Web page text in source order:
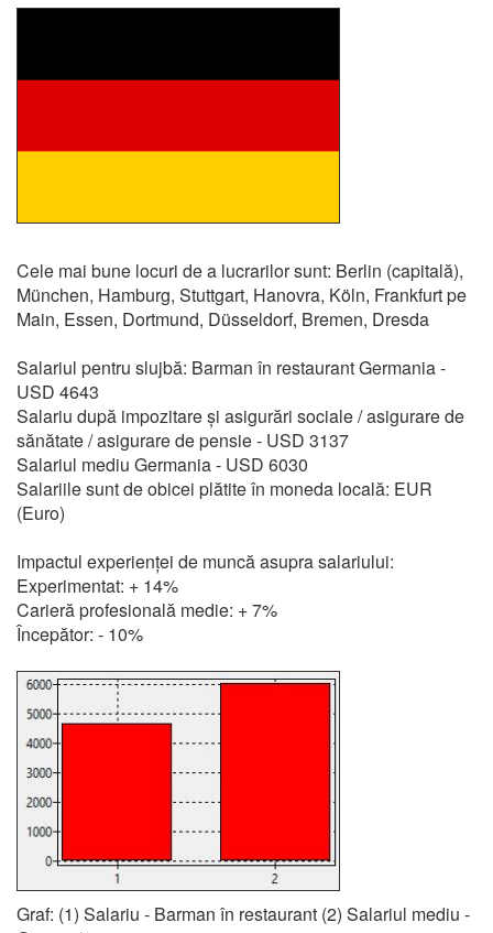
Cele mai bune locuri de a lucrarilor sunt: Berlin (capitală),
München, Hamburg, Stuttgart, Hanovra, Köln, Frankfurt pe
Main, Essen, Dortmund, Düsseldorf, Bremen, Dresda
Salariul pentru slujbă: Barman în restaurant Germania -
USD 4643
Salariu după impozitare și asigurări sociale / asigurare de
sănătate / asigurare de pensie - USD 3137
Salariul mediu Germania - USD 6030
Salariile sunt de obicei plătite în moneda locală: EUR
(Euro)
Impactul experienței de muncă asupra salariului:
Experimentat: + 14%
Carieră profesională medie: + 7%
Începător: - 10%
Graf: (1) Salariu - Barman în restaurant (2) Salariul mediu -